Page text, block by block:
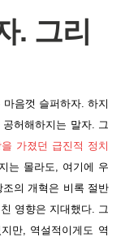
. 그리
음껏 슬퍼하자. 하지
허해하지는 말자. 그
가졌던 급진적 정치
는 몰라도, 여기에 우
의 개혁은 비록 절반
영향은 지대했다. 그
만, 역설적이게도 역